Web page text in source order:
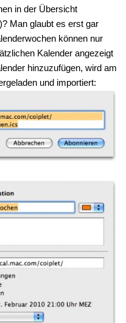
in der Übersicht
Man glaubt es erst gar
können nur
Kalender angezeigt
hinzuzufügen, wird am
und importiert: